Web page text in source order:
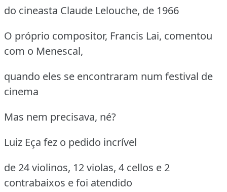
do cineasta Claude Lelouche, de 1966
O próprio compositor, Francis Lai, comentou
com o Menescal,
quando eles se encontraram num festival de
cinema
Mas nem precisava, né?
Luiz Eça fez o pedido incrível
de 24 violinos, 12 violas, 4 cellos e 2
contrabaixos e foi atendido